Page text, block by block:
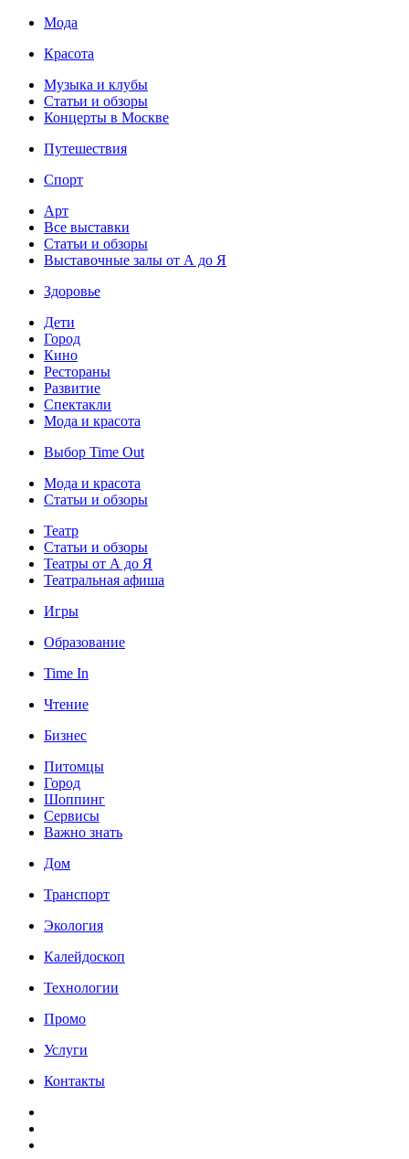
Мода
Красота
Музыка и клубы
Статьи и обзоры
Концерты в Москве
Путешествия
Спорт
Арт
Все выставки
Статьи и обзоры
Выставочные залы от А до Я
Здоровье
Дети
Город
Кино
Рестораны
Развитие
Спектакли
Мода и красота
Выбор Time Out
Мода и красота
Статьи и обзоры
Театр
Статьи и обзоры
Театры от А до Я
Театральная афиша
Игры
Образование
Time In
Чтение
Бизнес
Питомцы
Город
Шоппинг
Сервисы
Важно знать
Дом
Транспорт
Экология
Калейдоскоп
Технологии
Промо
Услуги
Контакты